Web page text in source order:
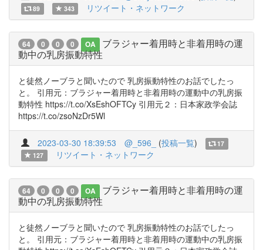
89 343 リツイート・ネットワーク
64 0 0 0 OA
ブラジャー着用時と非着用時の運
動中の乳房振動特性
と徒然ノーブラと聞いたので 乳房振動特性のお話でしたっ
と。 引用元：ブラジャー着用時と非着用時の運動中の乳房振
動特性 https://t.co/XsEshOFTCy 引用元２：日本家政学会誌
https://t.co/zsoNzDr5Wl
2023-03-30 18:39:53 @_596_ (投稿一覧)
17
127
リツイート・ネットワーク
64 0 0 0 OA
ブラジャー着用時と非着用時の運
動中の乳房振動特性
と徒然ノーブラと聞いたので 乳房振動特性のお話でしたっ
と。 引用元：ブラジャー着用時と非着用時の運動中の乳房振